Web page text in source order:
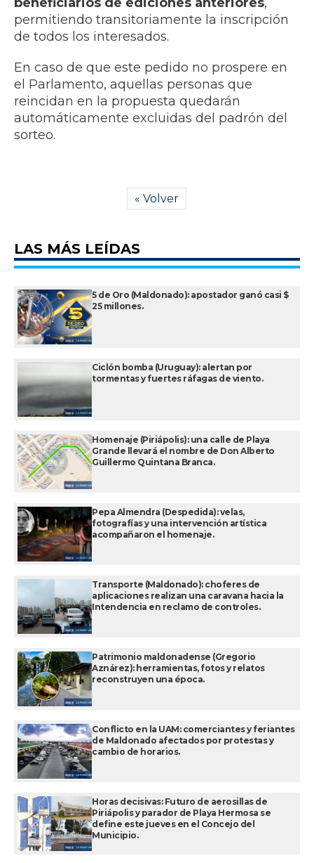
beneficiarios de ediciones anteriores,
permitiendo transitoriamente la inscripción
de todos los interesados.
En caso de que este pedido no prospere en
el Parlamento, aquellas personas que
reincidan en la propuesta quedarán
automáticamente excluidas del padrón del
sorteo.
« Volver
LAS MÁS LEÍDAS
5 de Oro (Maldonado): apostador ganó casi $
25 millones.
Ciclón bomba (Uruguay): alertan por
tormentas y fuertes ráfagas de viento.
Homenaje (Piriápolis): una calle de Playa
Grande llevará el nombre de Don Alberto
Guillermo Quintana Branca.
Pepa Almendra (Despedida): velas,
fotografías y una intervención artística
acompañaron el homenaje.
Transporte (Maldonado): choferes de
aplicaciones realizan una caravana hacia la
Intendencia en reclamo de controles.
Patrimonio maldonadense (Gregorio
Aznárez): herramientas, fotos y relatos
reconstruyen una época.
Conflicto en la UAM: comerciantes y feriantes
de Maldonado afectados por protestas y
cambio de horarios.
Horas decisivas: Futuro de aerosillas de
Piriápolis y parador de Playa Hermosa se
define este jueves en el Concejo del
Municipio.